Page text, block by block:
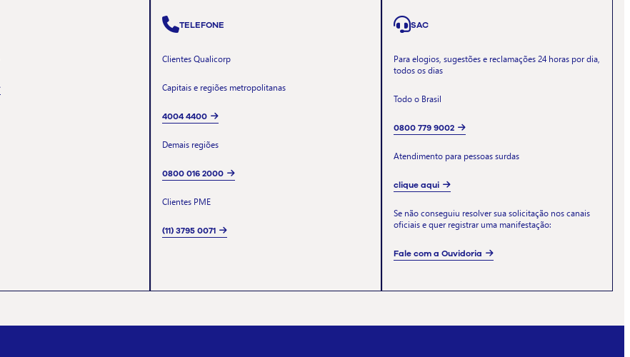
TELEFONE
Clientes Qualicorp
Capitais e regiões metropolitanas
4004 4400
Demais regiões
0800 016 2000
Clientes PME
(11) 3795 0071
SAC
Para elogios, sugestões e reclamações 24 horas por dia,
todos os dias
Todo o Brasil
0800 779 9002
Atendimento para pessoas surdas
clique aqui
Se não conseguiu resolver sua solicitação nos canais
oficiais e quer registrar uma manifestação:
Fale com a Ouvidoria